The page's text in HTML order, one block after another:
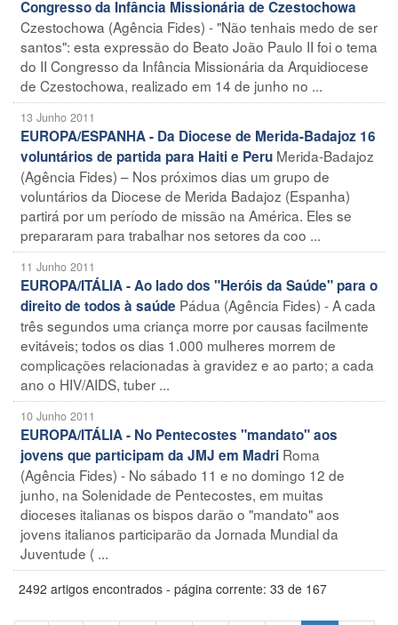
Congresso da Infância Missionária de Czestochowa
Czestochowa (Agência Fides) - "Não tenhais medo de ser
santos": esta expressão do Beato João Paulo II foi o tema
do II Congresso da Infância Missionária da Arquidiocese
de Czestochowa, realizado em 14 de junho no ...
13 Junho 2011
EUROPA/ESPANHA - Da Diocese de Merida-Badajoz 16
voluntários de partida para Haiti e Peru Merida-Badajoz
(Agência Fides) – Nos próximos dias um grupo de
voluntários da Diocese de Merida Badajoz (Espanha)
partirá por um período de missão na América. Eles se
prepararam para trabalhar nos setores da coo ...
11 Junho 2011
EUROPA/ITÁLIA - Ao lado dos "Heróis da Saúde" para o
direito de todos à saúde Pádua (Agência Fides) - A cada
três segundos uma criança morre por causas facilmente
evitáveis; todos os dias 1.000 mulheres morrem de
complicações relacionadas à gravidez e ao parto; a cada
ano o HIV/AIDS, tuber ...
10 Junho 2011
EUROPA/ITÁLIA - No Pentecostes "mandato" aos
jovens que participam da JMJ em Madri Roma
(Agência Fides) - No sábado 11 e no domingo 12 de
junho, na Solenidade de Pentecostes, em muitas
dioceses italianas os bispos darão o "mandato" aos
jovens italianos participarão da Jornada Mundial da
Juventude ( ...
2492 artigos encontrados - página corrente: 33 de 167